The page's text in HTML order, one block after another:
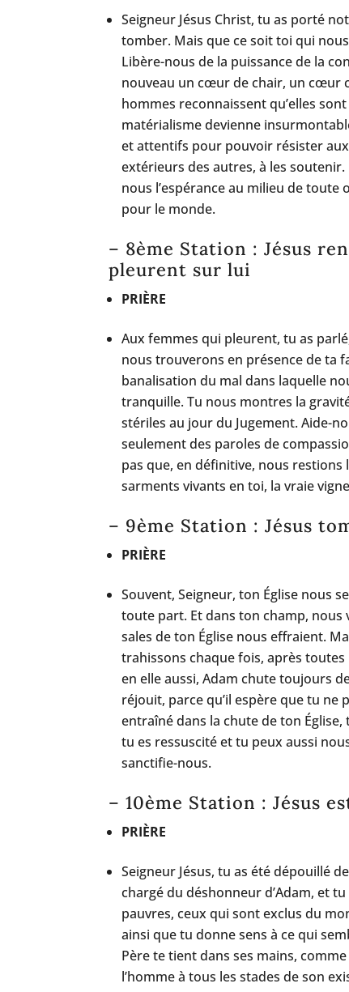
Seigneur Jésus Christ, tu as porté
tomber. Mais que ce soit toi qui
Libère-nous de la puissance de la
nouveau un cœur de chair, un cœur
hommes reconnaissent qu’elles
matérialisme devienne
et attentifs pour pouvoir résister
extérieurs des autres, à les
nous l’espérance au milieu de
pour le monde.
– 8ème Station : Jésus
pleurent sur lui
PRIÈRE
Aux femmes qui pleurent, tu as
nous trouverons en présence de ta
banalisation du mal dans laquelle
tranquille. Tu nous montres la
stériles au jour du Jugement. Aide-
seulement des paroles de
pas que, en définitive, nous
sarments vivants en toi, la vraie
– 9ème Station : Jésus
PRIÈRE
Souvent, Seigneur, ton Église nous
toute part. Et dans ton champ, nous
sales de ton Église nous effraient.
trahissons chaque fois, après
en elle aussi, Adam chute toujours
réjouit, parce qu’il espère que tu
entraîné dans la chute de ton Église,
tu es ressuscité et tu peux aussi
sanctifie-nous.
– 10ème Station : Jésus
PRIÈRE
Seigneur Jésus, tu as été dépouillé
chargé du déshonneur d’Adam, et
pauvres, ceux qui sont exclus du
ainsi que tu donne sens à ce qui
Père te tient dans ses mains,
l’homme à tous les stades de son